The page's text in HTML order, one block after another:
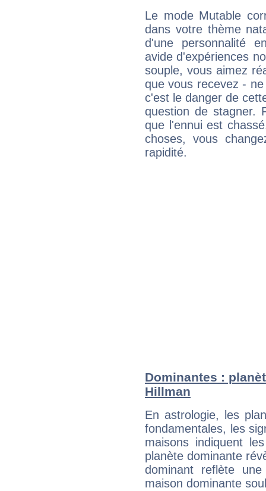
Le mode Mutable
dans votre thème
d'une personnalité
avide d'expériences
souple, vous aimez
que vous recevez -
c'est le danger de
question de stagner.
que l'ennui est
choses, vous
rapidité.
Dominantes :
Hillman
En astrologie, les
fondamentales, les
maisons indiquent
planète dominante
dominant reflète
maison dominante